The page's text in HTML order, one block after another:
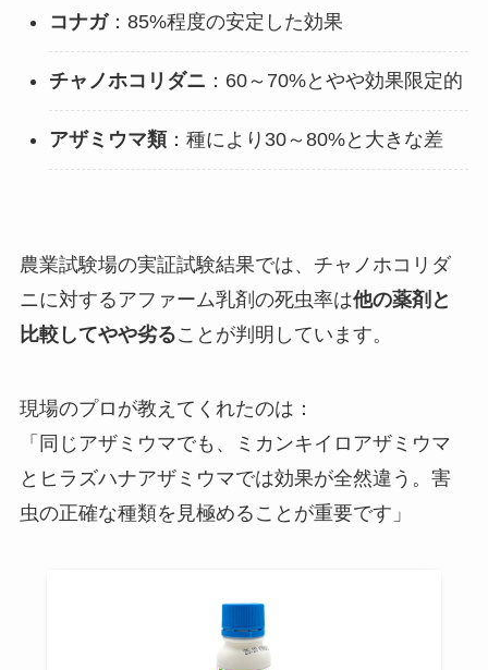
コナガ：85%程度の安定した効果
チャノホコリダニ ：60～70%とやや効果限定的
アザミウマ類：種により30～80%と大きな差
農業試験場の実証試験結果では、チャノホコリダ
ニに対するアファーム乳剤の死虫率は他の薬剤と
比較してやや劣ることが判明しています。
現場のプロが教えてくれたのは：
「同じアザミウマでも、ミカンキイロアザミウマ
とヒラズハナアザミウマでは効果が全然違う。害
虫の正確な種類を見極めることが重要です」